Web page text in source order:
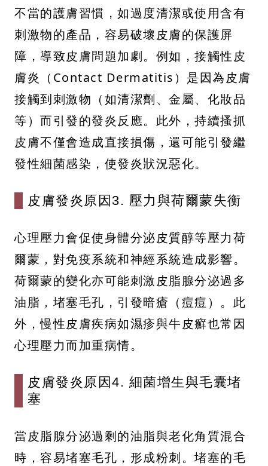
不當的護膚習慣，如過度清潔或使用含有
刺激物的產品，容易破壞皮膚的保護屏
障，導致皮膚問題加劇。例如，接觸性皮
膚炎（Contact Dermatitis）是因為皮膚
接觸到刺激物（如清潔劑、金屬、化妝品
等）而引發的發炎反應。此外，持續搔抓
皮膚不僅會造成直接損傷，還可能引發繼
發性細菌感染，使發炎狀況惡化。
皮膚發炎原因3. 壓力與荷爾蒙失衡
心理壓力會促使身體分泌皮質醇等壓力荷
爾蒙，對免疫系統和神經系統造成影響。
荷爾蒙的變化亦可能刺激皮脂腺分泌過多
油脂，堵塞毛孔，引發暗瘡（痘痘）。此
外，慢性皮膚疾病如濕疹與牛皮癬也常因
心理壓力而加重病情。
皮膚發炎原因4. 細菌增生與毛囊堵
塞
當皮脂腺分泌過剩的油脂與老化角質混合
時，容易堵塞毛孔，形成粉刺。堵塞的毛